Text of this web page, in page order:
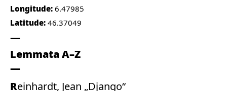
Longitude: 6.47985
Latitude: 46.37049
Lemmata A–Z
Reinhardt, Jean „Django“